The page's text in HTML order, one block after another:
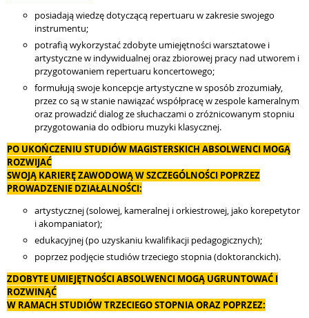
posiadają wiedzę dotyczącą repertuaru w zakresie swojego
instrumentu;
potrafią wykorzystać zdobyte umiejętności warsztatowe i
artystyczne w indywidualnej oraz zbiorowej pracy nad utworem i
przygotowaniem repertuaru koncertowego;
formułują swoje koncepcje artystyczne w sposób zrozumiały,
przez co są w stanie nawiązać współpracę w zespole kameralnym
oraz prowadzić dialog ze słuchaczami o zróżnicowanym stopniu
przygotowania do odbioru muzyki klasycznej.
PO UKOŃCZENIU STUDIÓW MAGISTERSKICH ABSOLWENCI MOGĄ
ROZWIJAĆ
SWOJĄ KARIERĘ ZAWODOWĄ W SZCZEGÓLNOŚCI POPRZEZ
PROWADZENIE DZIAŁALNOŚCI:
artystycznej (solowej, kameralnej i orkiestrowej, jako korepetytor
i akompaniator);
edukacyjnej (po uzyskaniu kwalifikacji pedagogicznych);
poprzez podjęcie studiów trzeciego stopnia (doktoranckich).
ZDOBYTE UMIEJĘTNOŚCI ABSOLWENCI MOGĄ UGRUNTOWAĆ I
ROZWINĄĆ
W RAMACH STUDIÓW TRZECIEGO STOPNIA ORAZ POPRZEZ: